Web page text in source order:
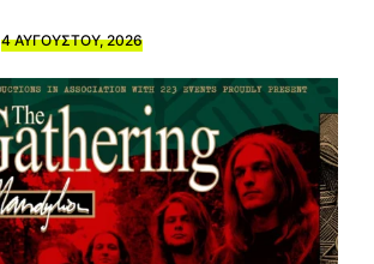
4 ΑΥΓΟΥΣΤΟΥ, 2026